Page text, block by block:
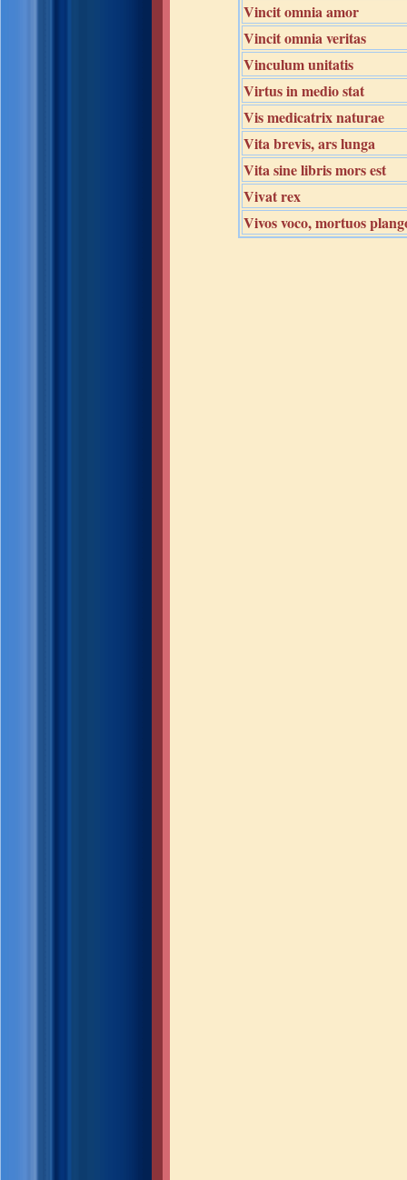
Vincit omnia amor
Vincit omnia veritas
Vinculum unitatis
Virtus in medio stat
Vis medicatrix naturae
Vita brevis, ars lunga
Vita sine libris mors est
Vivat rex
Vivos voco, mortuos